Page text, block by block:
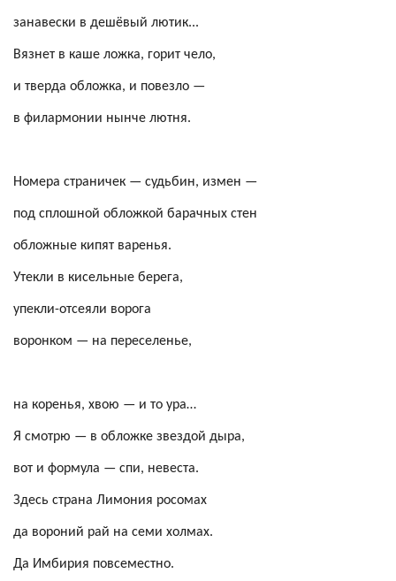
занавески в дешёвый лютик...
Вязнет в каше ложка, горит чело,
и тверда обложка, и повезло —
в филармонии нынче лютня.
Номера страничек — судьбин, измен —
под сплошной обложкой барачных стен
обложные кипят варенья.
Утекли в кисельные берега,
упекли-отсеяли ворога
воронком — на переселенье,
на коренья, хвою — и то ура…
Я смотрю — в обложке звездой дыра,
вот и формула — спи, невеста.
Здесь страна Лимония росомах
да вороний рай на семи холмах.
Да Имбирия повсеместно.